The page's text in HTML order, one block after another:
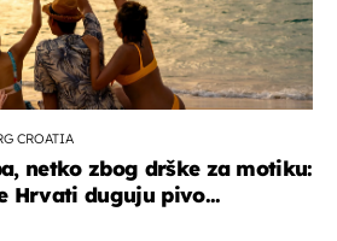
CROATIA
netko zbog drške za motiku:
Hrvati duguju pivo...